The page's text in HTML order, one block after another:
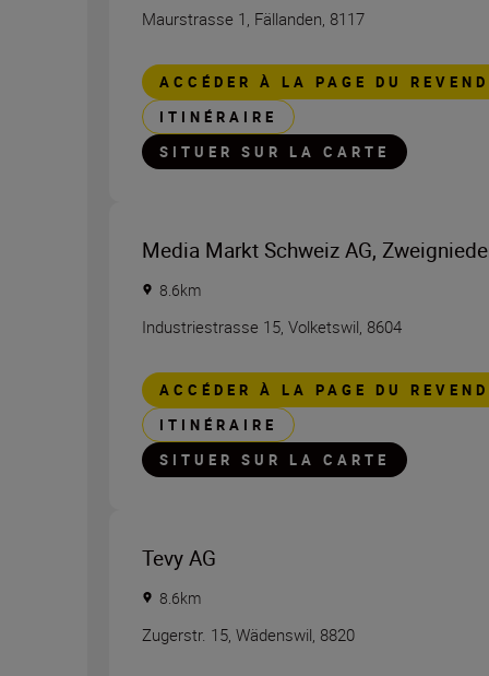
Maurstrasse 1 , Fällanden, 8117
ACCÉDER À LA PAGE DU
ITINÉRAIRE
SITUER SUR LA CARTE
Media Markt Schweiz AG,
8.6km
Industriestrasse 15, Volketswil, 8604
ACCÉDER À LA PAGE DU
ITINÉRAIRE
SITUER SUR LA CARTE
Tevy AG
8.6km
Zugerstr. 15, Wädenswil, 8820